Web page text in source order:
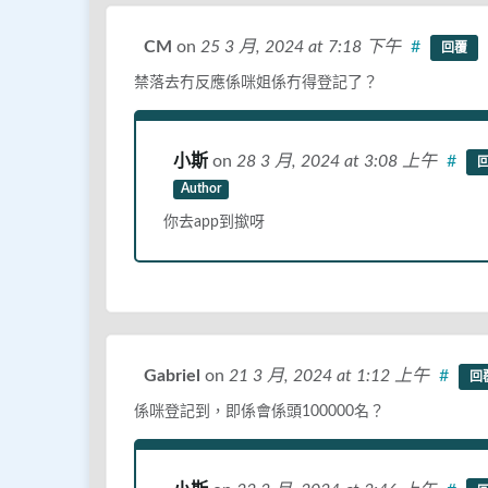
CM on 25 3 月, 2024 at 7:18 下午 # 回覆
禁落去冇反應係咪姐係冇得登記了？
小斯 on 28 3 月, 2024 at 3:08 上午
Author
#
你去app到撳呀
Gabriel on 21 3 月, 2024 at 1:12 上午 # 回
係咪登記到，即係會係頭100000名？